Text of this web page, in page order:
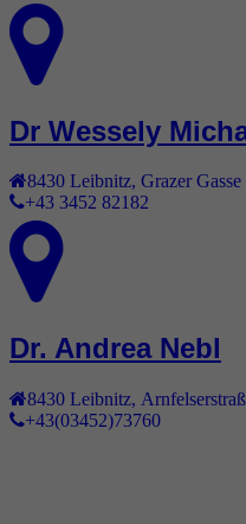
Dr Wessely
8430 Leibnitz, Grazer Gasse
+43 3452 82182
Dr. Andrea Nebl
8430 Leibnitz,
+43(03452)73760